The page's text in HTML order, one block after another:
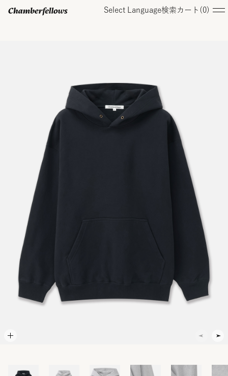
Select Language検索 カート( 0)
オンラインストア
コレクション
お知らせ